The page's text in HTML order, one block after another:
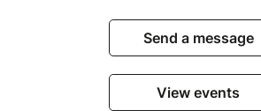
Send a message
View events